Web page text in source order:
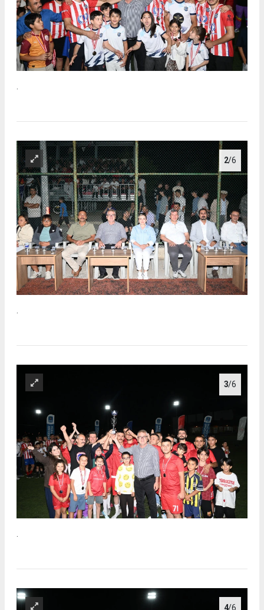
2/6
3/6
.
4/6